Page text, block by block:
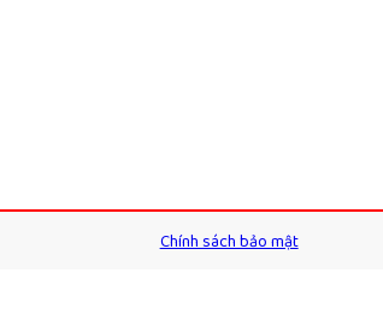
Chính sách bảo mật